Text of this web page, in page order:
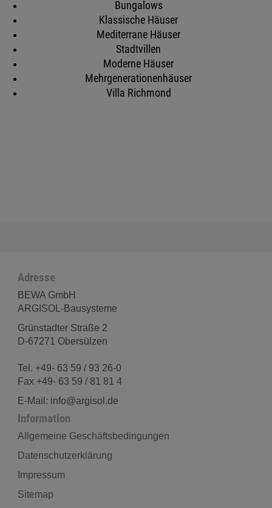
Bungalows
Klassische Häuser
Mediterrane Häuser
Stadtvillen
Moderne Häuser
Mehrgenerationenhäuser
Villa Richmond
Adresse
BEWA GmbH
ARGISOL-Bausysteme
Grünstadter Straße 2
D-67271 Obersülzen
Tel. +49- 63 59 / 93 26-0
Fax +49- 63 59 / 81 81 4
E-Mail: info@argisol.de
Information
Allgemeine Geschäftsbedingungen
Datenschutzerklärung
Impressum
Sitemap